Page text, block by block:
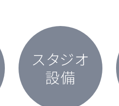
スタジオ
設備